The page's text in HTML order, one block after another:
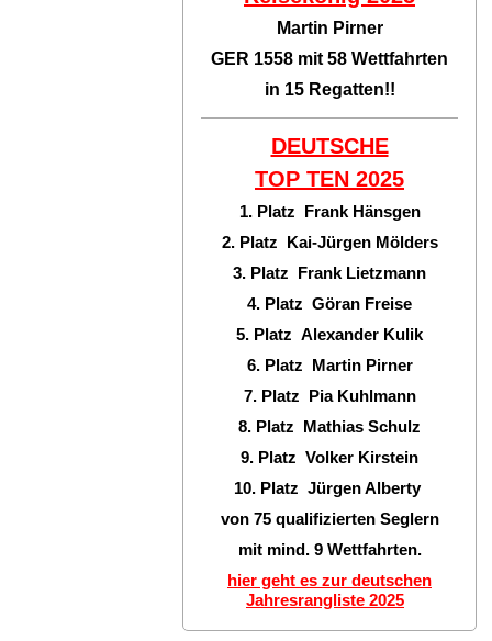
Martin Pirner
GER 1558 mit 58 Wettfahrten
in 15 Regatten!!
DEUTSCHE
TOP TEN 2025
1. Platz Frank Hänsgen
2. Platz Kai-Jürgen Mölders
3. Platz Frank Lietzmann
4. Platz Göran Freise
5. Platz Alexander Kulik
6. Platz Martin Pirner
7. Platz Pia Kuhlmann
8. Platz Mathias Schulz
9. Platz Volker Kirstein
10. Platz Jürgen Alberty
von 75 qualifizierten Seglern
mit mind. 9 Wettfahrten.
hier geht es zur deutschen
Jahresrangliste 2025